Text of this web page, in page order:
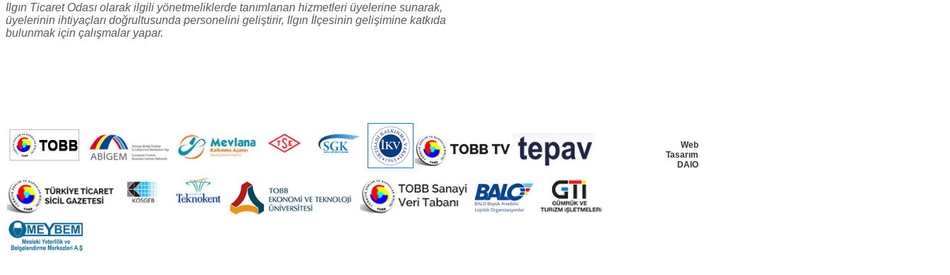
Ilgın Ticaret Odası olarak ilgili yönetmeliklerde tanımlanan hizmetleri üyelerine sunarak,
üyelerinin ihtiyaçları doğrultusunda personelini geliştirir, Ilgın İlçesinin gelişimine katkıda
bulunmak için çalışmalar yapar.
Web
Tasarım
DAIO